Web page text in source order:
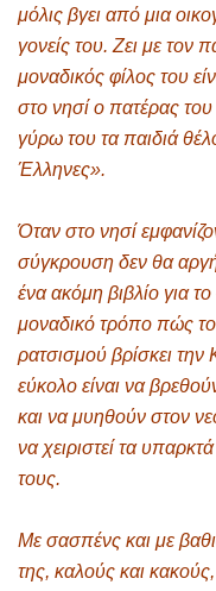
μόλις βγει από μια
γονείς του. Ζει με τον
μοναδικός φίλος του
στο νησί ο πατέρας του
γύρω του τα παιδιά
Έλληνες».
Όταν στο νησί
σύγκρουση δεν θα
ένα ακόμη βιβλίο για
μοναδικό τρόπο πώς
ρατσισμού βρίσκει
εύκολο είναι να
και να μυηθούν στον
να χειριστεί τα
τους.
Με σασπένς και με
της, καλούς και